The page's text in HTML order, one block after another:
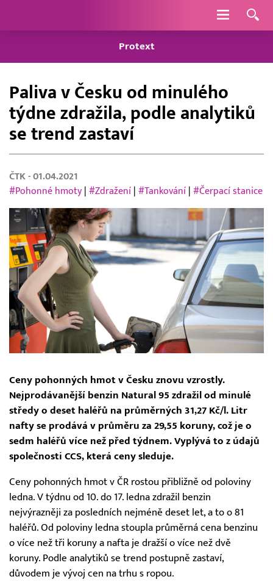
Navigace
Protext
Paliva v Česku od minulého
týdne zdražila, podle analytiků
se trend zastaví
ČTK - 01.04.2021
#Pohonné hmoty #Zdražení #Tankování #Čerpací stanice
Ceny pohonných hmot v Česku znovu vzrostly.
Nejprodávanější benzin Natural 95 zdražil od minulé
středy o deset haléřů na průměrných 31,27 Kč/l. Litr
nafty se prodává v průměru za 29,55 koruny, což je o
sedm haléřů více než před týdnem. Vyplývá to z údajů
společnosti CCS, která ceny sleduje.
Ceny pohonných hmot v ČR rostou přibližně od poloviny
ledna. V týdnu od 10. do 17. ledna zdražil benzin
nejvýrazněji za posledních nejméně deset let, a to o 81
haléřů. Od poloviny ledna stoupla průměrná cena benzinu
o více než tři koruny a nafta je dražší o více než dvě
koruny. Podle analytiků se trend postupně zastaví,
důvodem je vývoj cen na trhu s ropou.